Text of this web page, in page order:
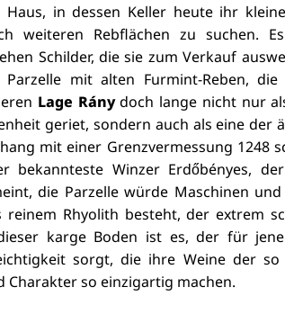
in dessen Keller heute ihr
weiteren Rebflächen zu suchen.
Schilder, die sie zum Verkauf
mit alten Furmint-Reben,
Lage Ránydoch lange nicht nur
geriet, sondern auch als eine der
mit einer Grenzvermessung 1248
bekannteste Winzer Erdőbényes,
die Parzelle würde Maschinen
reinem Rhyolith besteht, der extrem
karge Boden ist es, der für
sorgt, die ihre Weine der so
Charakter so einzigartig machen.